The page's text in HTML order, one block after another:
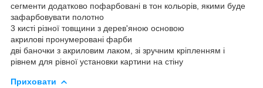
сегменти додатково пофарбовані в тон кольорів, якими буде
зафарбовувати полотно
3 кисті різної товщини з дерев'яною основою
акрилові пронумеровані фарби
дві баночки з акриловим лаком, зі зручним кріпленням і
рівнем для рівної установки картини на стіну
Приховати